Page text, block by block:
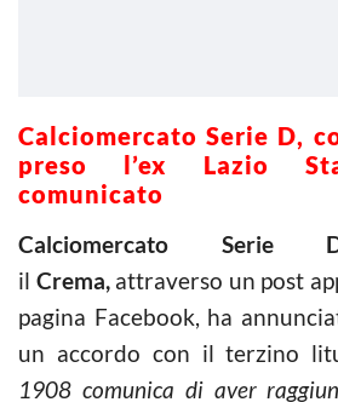
Calciomercato Serie D,
preso l’ex Lazio
comunicato
Calciomercato
il Crema, attraverso un post
pagina Facebook, ha
un accordo con il terzino
1908 comunica di aver